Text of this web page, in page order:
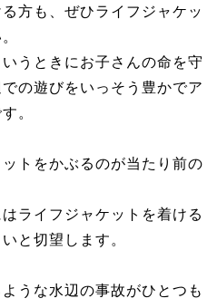
方も、ぜひライフジャケッ
うときにお子さんの命を守
の遊びをいっそう豊かでア
。
トをかぶるのが当たり前の
ライフジャケットを着ける
と切望します。
うな水辺の事故がひとつも